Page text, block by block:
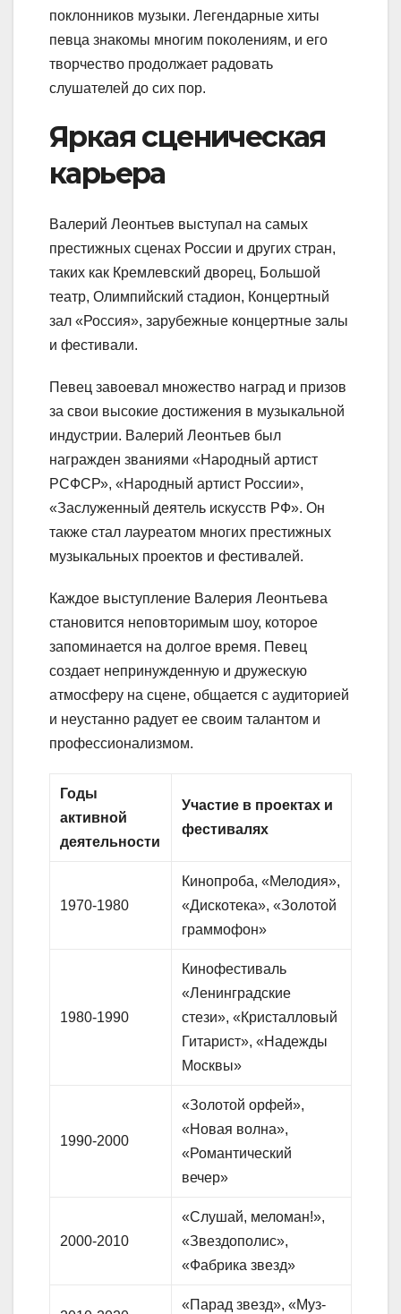
поклонников музыки. Легендарные хиты
певца знакомы многим поколениям, и его
творчество продолжает радовать
слушателей до сих пор.
Яркая сценическая
карьера
Валерий Леонтьев выступал на самых
престижных сценах России и других стран,
таких как Кремлевский дворец, Большой
театр, Олимпийский стадион, Концертный
зал «Россия», зарубежные концертные залы
и фестивали.
Певец завоевал множество наград и призов
за свои высокие достижения в музыкальной
индустрии. Валерий Леонтьев был
награжден званиями «Народный артист
РСФСР», «Народный артист России»,
«Заслуженный деятель искусств РФ». Он
также стал лауреатом многих престижных
музыкальных проектов и фестивалей.
Каждое выступление Валерия Леонтьева
становится неповторимым шоу, которое
запоминается на долгое время. Певец
создает непринужденную и дружескую
атмосферу на сцене, общается с аудиторией
и неустанно радует ее своим талантом и
профессионализмом.
Годы
активной
деятельности
Участие в проектах и
фестивалях
1970-1980
Кинопроба, «Мелодия»,
«Дискотека», «Золотой
граммофон»
1980-1990
Кинофестиваль
«Ленинградские
стези», «Кристалловый
Гитарист», «Надежды
Москвы»
1990-2000
«Золотой орфей»,
«Новая волна»,
«Романтический
вечер»
2000-2010
«Слушай, меломан!»,
«Звездополис»,
«Фабрика звезд»
«Парад звезд», «Муз-